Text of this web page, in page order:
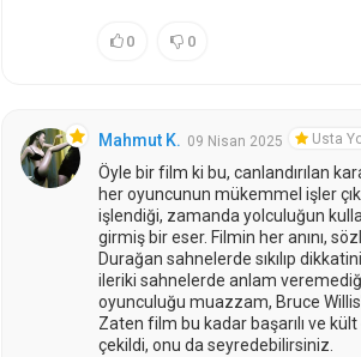
0 0
Mahmut K. 09 Nisan 2025 Usta
Öyle bir film ki bu, canlandırılan
her oyuncunun mükemmel işler
işlendiği, zamanda yolculuğun
girmiş bir eser. Filmin her anını,
Durağan sahnelerde sıkılıp
ileriki sahnelerde anlam
oyunculuğu muazzam, Bruce
Zaten film bu kadar başarılı ve
çekildi, onu da seyredebilirsiniz.